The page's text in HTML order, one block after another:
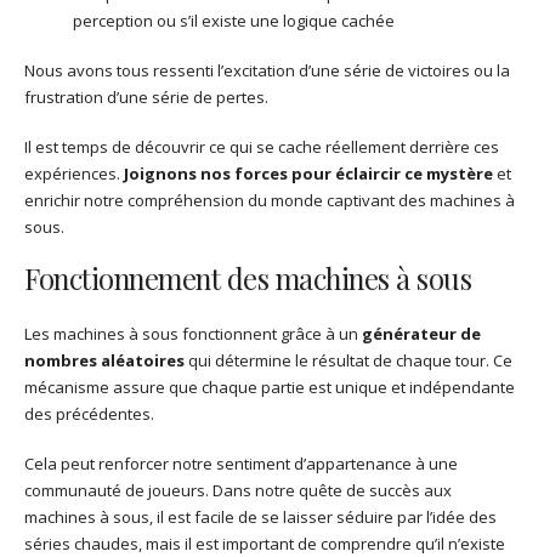
perception ou s’il existe une logique cachée
Nous avons tous ressenti l’excitation d’une série de victoires ou la
frustration d’une série de pertes.
Il est temps de découvrir ce qui se cache réellement derrière ces
expériences. Joignons nos forces pour éclaircir ce mystèreet
enrichir notre compréhension du monde captivant des machines à
sous.
Fonctionnement des machines à sous
Les machines à sous fonctionnent grâce à un générateur de
nombres aléatoiresqui détermine le résultat de chaque tour. Ce
mécanisme assure que chaque partie est unique et indépendante
des précédentes.
Cela peut renforcer notre sentiment d’appartenance à une
communauté de joueurs. Dans notre quête de succès aux
machines à sous, il est facile de se laisser séduire par l’idée des
séries chaudes, mais il est important de comprendre qu’il n’existe